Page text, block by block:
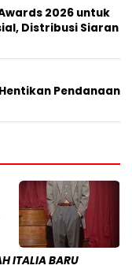
2026 untuk
Distribusi Siaran
Pendanaan
ITALIA BARU